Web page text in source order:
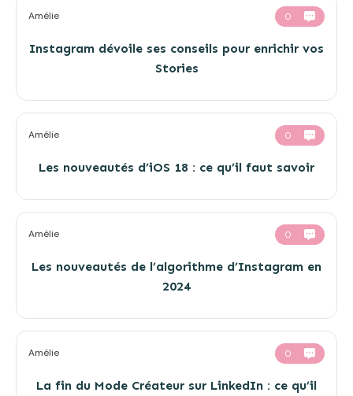
Amélie 0
Instagram dévoile ses conseils pour enrichir vos
Stories
Amélie 0
Les nouveautés d’iOS 18 : ce qu’il faut savoir
Amélie 0
Les nouveautés de l’algorithme d’Instagram en
2024
Amélie 0
La fin du Mode Créateur sur LinkedIn : ce qu’il